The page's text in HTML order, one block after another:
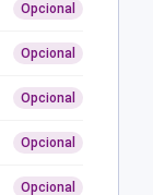
Opcional
Opcional
Opcional
Opcional
Opcional